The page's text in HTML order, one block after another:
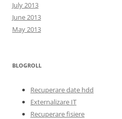
July 2013
June 2013
May 2013
BLOGROLL
Recuperare date hdd
Externalizare IT
Recuperare fisiere